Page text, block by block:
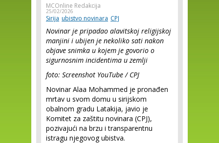
MCOnline Redakcija
25/02/2026
Sirija ubistvo novinara CPJ
Novinar je pripadao alavitskoj religijskoj
manjini i ubijen je nekoliko sati nakon
objave snimka u kojem je govorio o
sigurnosnim incidentima u zemlji
foto: Screenshot YouTube / CPJ
Novinar Alaa Mohammed je pronađen
mrtav u svom domu u sirijskom
obalnom gradu Latakija, javio je
Komitet za zaštitu novinara (CPJ),
pozivajući na brzu i transparentnu
istragu njegovog ubistva.